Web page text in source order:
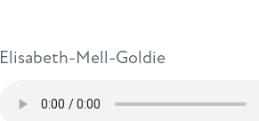
Elisabeth-Mell-Goldie